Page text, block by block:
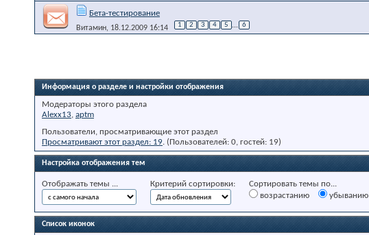
Бета-тестирование
Витамин, 18.12.2009 16:14 1 2 3 4 5 ... 6
Информация о разделе и настройки отображения
Модераторы этого раздела
Alexx13, aptm
Пользователи, просматривающие этот раздел
Просматривают этот раздел: 19. (Пользователей: 0, гостей: 19)
Настройка отображения тем
Отображать темы ... Критерий сортировки:
Сортировать темы по...
возрастанию
убыванию
Список иконок